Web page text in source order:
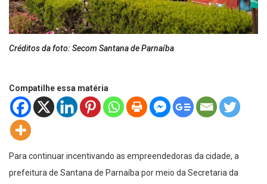
Créditos da foto: Secom Santana de Parnaíba
Compatilhe essa matéria
Para continuar incentivando as empreendedoras da cidade, a
prefeitura de Santana de Parnaíba por meio da Secretaria da